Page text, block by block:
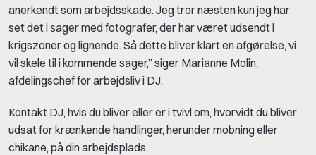
anerkendt som arbejdsskade. Jeg tror næsten kun jeg har
set det i sager med fotografer, der har været udsendt i
krigszoner og lignende. Så dette bliver klart en afgørelse, vi
vil skele til i kommende sager,” siger Marianne Molin,
afdelingschef for arbejdsliv i DJ.
Kontakt DJ, hvis du bliver eller er i tvivl om, hvorvidt du bliver
udsat for krænkende handlinger, herunder mobning eller
chikane, på din arbejdsplads.